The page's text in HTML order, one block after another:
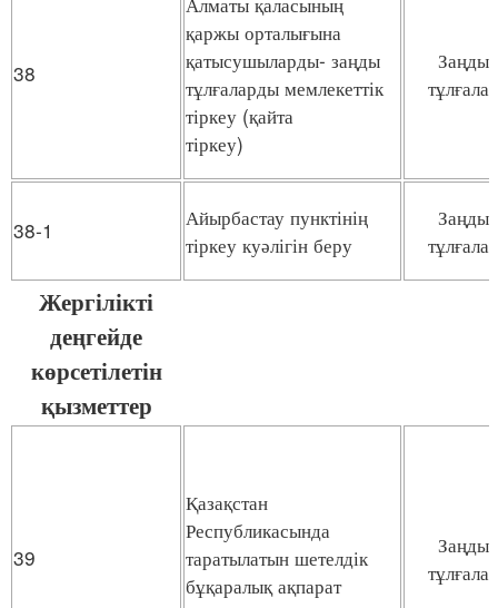
38
қаржы орталығына
қатысушыларды- заңды
тұлғаларды мемлекеттік
тіркеу (қайта
тіркеу)
Заңды
тұлғалар
38-1
Айырбастау пунктінің
тіркеу куәлігін беру
Заңды
тұлғалар
Жергілікті
деңгейде
көрсетілетін
қызметтер
39
Қазақстан
Республикасында
таратылатын шетелдік
бұқаралық ақпарат
Заңды
тұлғалар